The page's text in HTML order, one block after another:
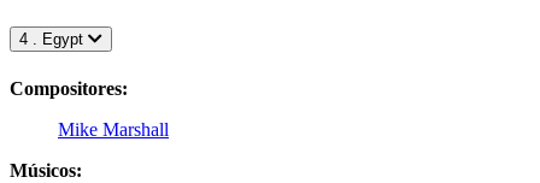
4 . Egypt
Compositores:
Mike Marshall
Músicos: